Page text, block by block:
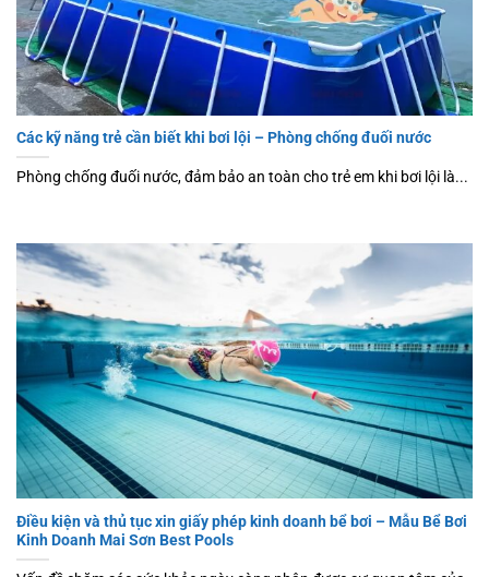
Các kỹ năng trẻ cần biết khi bơi lội – Phòng chống đuối nước
Phòng chống đuối nước, đảm bảo an toàn cho trẻ em khi bơi lội là...
Điều kiện và thủ tục xin giấy phép kinh doanh bể bơi – Mẫu Bể Bơi
Kinh Doanh Mai Sơn Best Pools